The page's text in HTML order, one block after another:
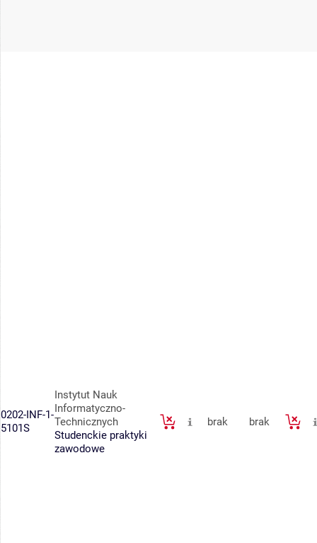
0202-INF-1-
5101S
Instytut Nauk
Informatyczno-
Technicznych
Studenckie praktyki
zawodowe
brak brak